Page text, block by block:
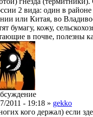
2 вида: один в
или Китая, во
бумагу, кожу,
в почве, полезны
2011 - 19:18 » gekko
кого держал) если